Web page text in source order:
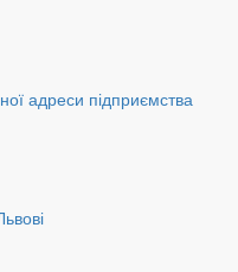
адреси підприємства